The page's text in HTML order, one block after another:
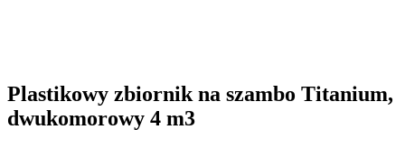
Plastikowy zbiornik na szambo Titanium,
dwukomorowy 4 m3